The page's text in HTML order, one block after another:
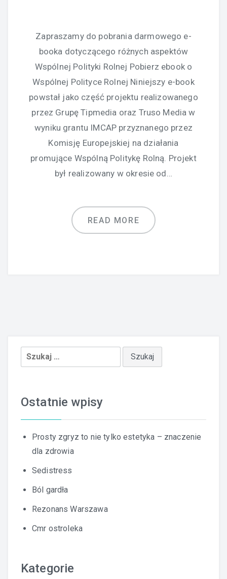
Zapraszamy do pobrania darmowego e-
booka dotyczącego różnych aspektów
Wspólnej Polityki Rolnej Pobierz ebook o
Wspólnej Polityce Rolnej Niniejszy e-book
powstał jako część projektu realizowanego
przez Grupę Tipmedia oraz Truso Media w
wyniku grantu IMCAP przyznanego przez
Komisję Europejskiej na działania
promujące Wspólną Politykę Rolną. Projekt
był realizowany w okresie od…
READ MORE
Szukaj:
Ostatnie wpisy
Prosty zgryz to nie tylko estetyka – znaczenie
dla zdrowia
Sedistress
Ból gardła
Rezonans Warszawa
Cmr ostroleka
Kategorie